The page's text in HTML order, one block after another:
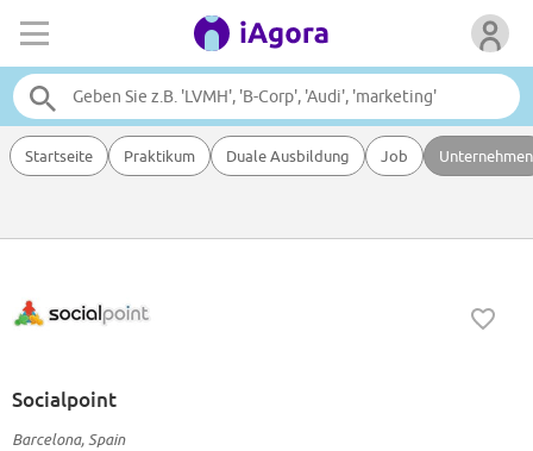
Startseite Praktikum Duale Ausbildung Job Unternehmen
Socialpoint
Barcelona, Spain